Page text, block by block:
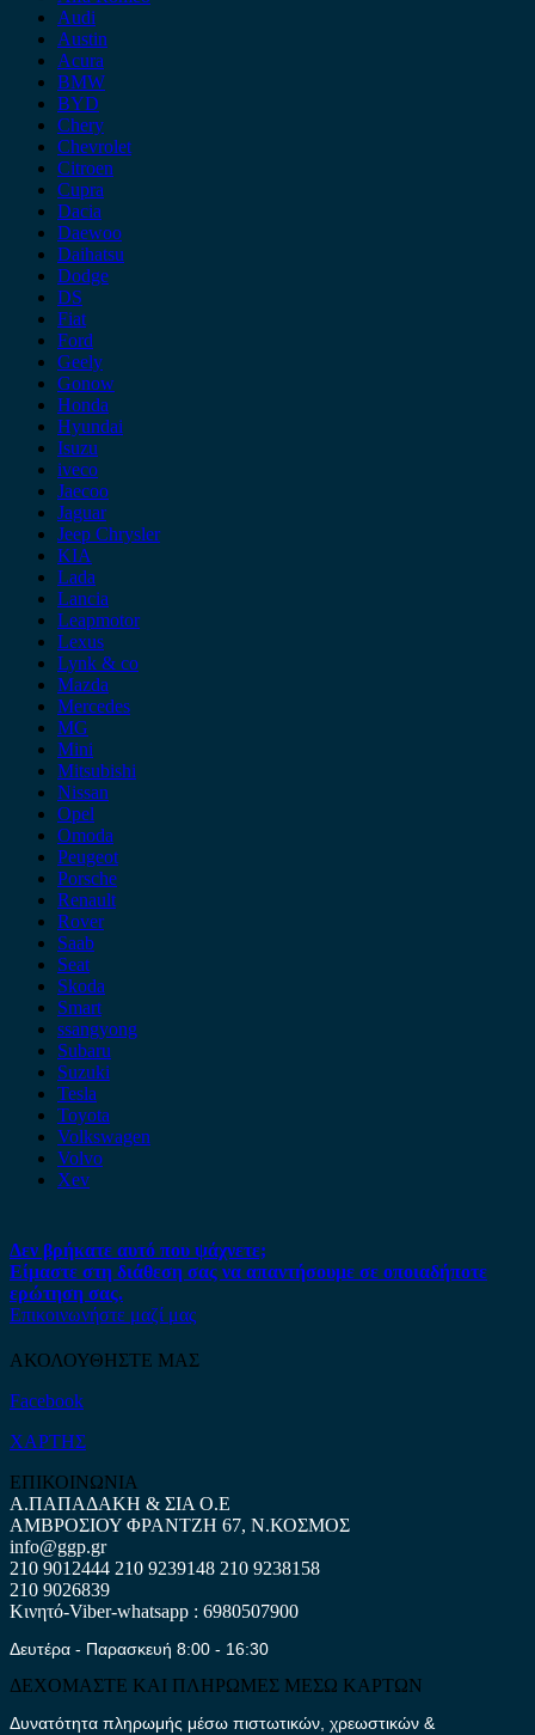
Audi
Austin
Acura
BMW
BYD
Chery
Chevrolet
Citroen
Cupra
Dacia
Daewoo
Daihatsu
Dodge
DS
Fiat
Ford
Geely
Gonow
Honda
Hyundai
Isuzu
iveco
Jaecoo
Jaguar
Jeep Chrysler
KIA
Lada
Lancia
Leapmotor
Lexus
Lynk & co
Mazda
Mercedes
MG
Mini
Mitsubishi
Nissan
Opel
Omoda
Peugeot
Porsche
Renault
Rover
Saab
Seat
Skoda
Smart
ssangyong
Subaru
Suzuki
Tesla
Toyota
Volkswagen
Volvo
Xev
Δεν βρήκατε αυτό που ψάχνετε;
Είμαστε στη διάθεση σας να απαντήσουμε σε οποιαδήποτε
ερώτηση σας.
Επικοινωνήστε μαζί μας
ΑΚΟΛΟΥΘΗΣΤΕ ΜΑΣ
Facebook
ΧΑΡΤΗΣ
ΕΠΙΚΟΙΝΩΝΙΑ
Α.ΠΑΠΑΔΑΚΗ & ΣΙΑ Ο.Ε
ΑΜΒΡΟΣΙΟΥ ΦΡΑΝΤΖΗ 67, Ν.ΚΟΣΜΟΣ
info@ggp.gr
210 9012444 210 9239148 210 9238158
210 9026839
Κινητό-Viber-whatsapp : 6980507900
Δευτέρα - Παρασκευή 8:00 - 16:30
ΔΕΧΟΜΑΣΤΕ ΚΑΙ ΠΛΗΡΩΜΕΣ ΜΕΣΩ ΚΑΡΤΩΝ
Δυνατότητα πληρωμής μέσω πιστωτικών, χρεωστικών &